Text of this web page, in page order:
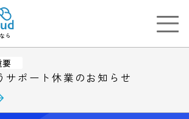
ら
要
サポート休業のお知らせ